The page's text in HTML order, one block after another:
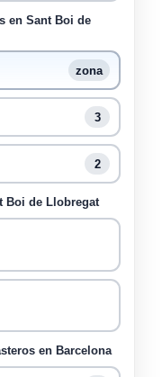
en Sant Boi de
zona
3
2
Boi de Llobregat
en Barcelona